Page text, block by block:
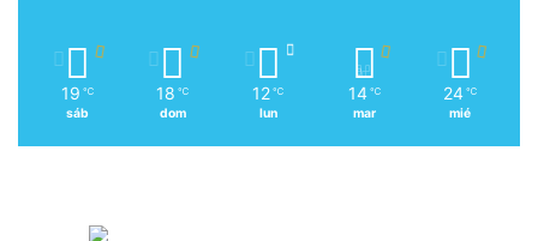
19 ℃
sáb
18 ℃
dom
12 ℃
lun
14 ℃
mar
24 ℃
mié